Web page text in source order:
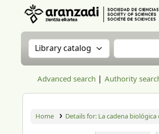
Search the catalog by:Search
Advanced search Authority
Home Details for: La cadena